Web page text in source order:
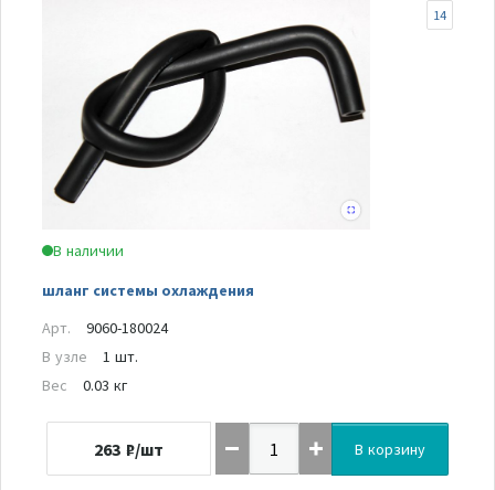
В наличии
шланг системы охлаждения
14
Арт.
9060-180024
В узле
1 шт.
Вес
0.03 кг
263 ₽/шт В корзину